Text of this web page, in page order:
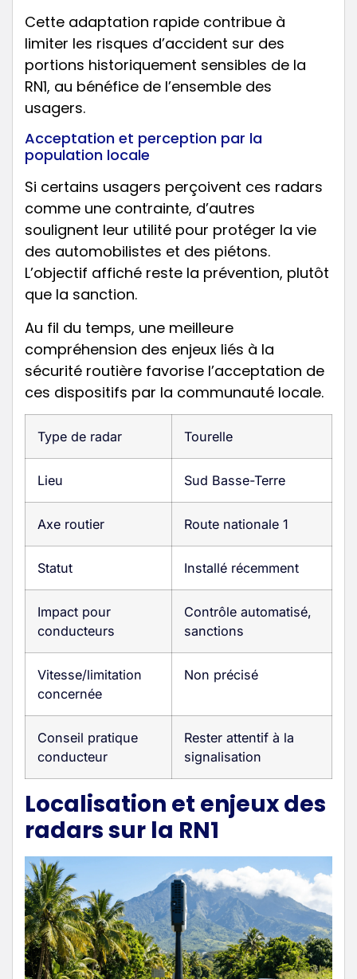
Cette adaptation rapide contribue à
limiter les risques d’accident sur des
portions historiquement sensibles de la
RN1, au bénéfice de l’ensemble des
usagers.
Acceptation et perception par la
population locale
Si certains usagers perçoivent ces radars
comme une contrainte, d’autres
soulignent leur utilité pour protéger la vie
des automobilistes et des piétons.
L’objectif affiché reste la prévention, plutôt
que la sanction.
Au fil du temps, une meilleure
compréhension des enjeux liés à la
sécurité routière favorise l’acceptation de
ces dispositifs par la communauté locale.
Type de radar Tourelle
Lieu Sud Basse-Terre
Axe routier Route nationale 1
Statut Installé récemment
Impact pour
conducteurs
Contrôle automatisé,
sanctions
Vitesse/limitation
concernée
Non précisé
Conseil pratique
conducteur
Rester attentif à la
signalisation
Localisation et enjeux des
radars sur la RN1